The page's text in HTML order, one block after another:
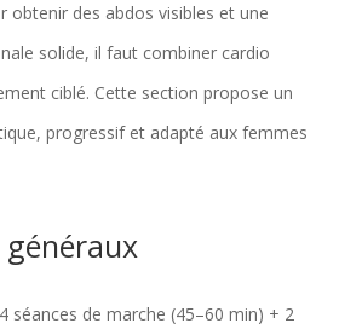
obtenir des abdos visibles et une
solide, il faut combiner cardio
ciblé. Cette section propose un
progressif et adapté aux femmes
généraux
séances de marche (45–60 min) + 2